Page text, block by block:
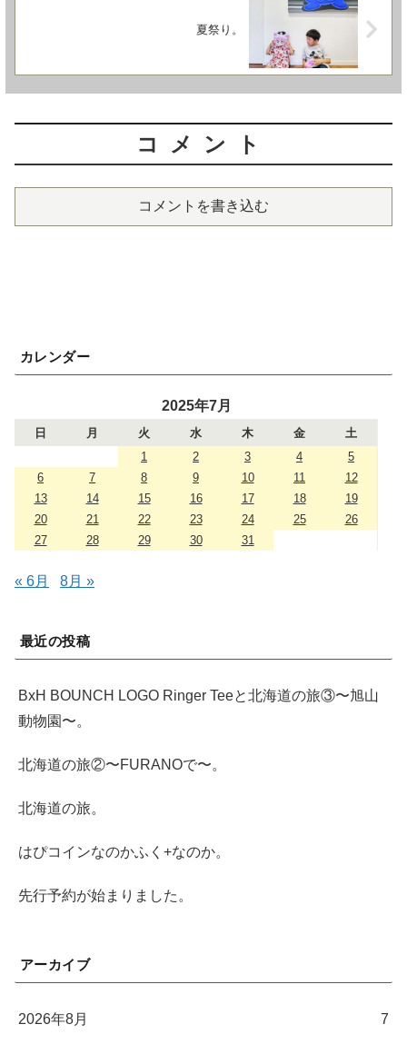
夏祭り。
コメント
コメントを書き込む
カレンダー
2025年7月
日 月 火 水 木 金
土
1
2 3 4
5
6
7 8 9 10 11
12
13
14 15 16 17 18
19
20
21 22 23 24 25
26
27
28 29 30 31
« 6月 8月 »
最近の投稿
BxH BOUNCH LOGO Ringer Teeと北海道の旅③〜旭山
動物園〜。
北海道の旅②〜FURANOで〜。
北海道の旅。
はぴコインなのかふく+なのか。
先行予約が始まりました。
アーカイブ
2026年8月 7